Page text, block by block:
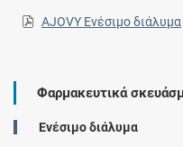
AJOVY Ενέσιμο διάλυμα
Φαρμακευτικά
Ενέσιμο διάλυμα